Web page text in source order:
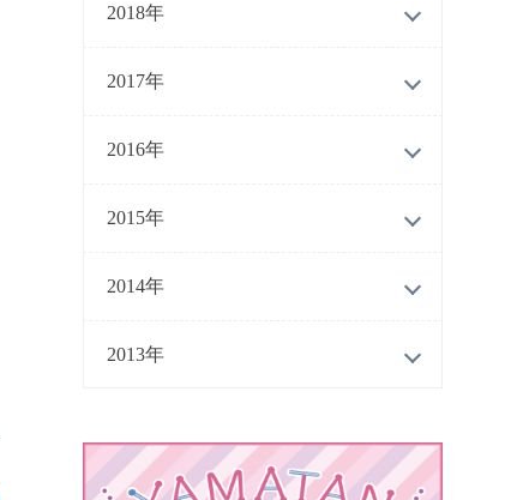
2018年
2017年
2016年
2015年
2014年
2013年